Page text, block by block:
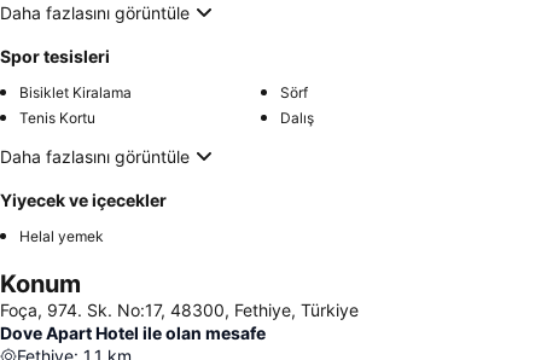
Daha fazlasını görüntüle
Spor tesisleri
Bisiklet Kiralama
Sörf
Tenis Kortu
Dalış
Daha fazlasını görüntüle
Yiyecek ve içecekler
Helal yemek
Konum
Foça, 974. Sk. No:17, 48300, Fethiye, Türkiye
Dove Apart Hotel ile olan mesafe